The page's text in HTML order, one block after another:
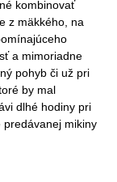
kombinovať
z mäkkého, na
a mimoriadne
pohyb či už pri
by mal
dlhé hodiny pri
predávanej mikiny